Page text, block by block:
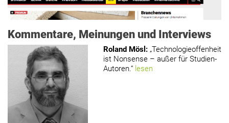
www.holzmagazin.com
Kommentare, Meinungen und Interviews
Roland Mösl : „Technologieoffenheit
ist Nonsense – außer für Studien-
Autoren.“ lesen